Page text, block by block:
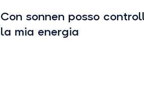
Con sonnen posso
la mia energia